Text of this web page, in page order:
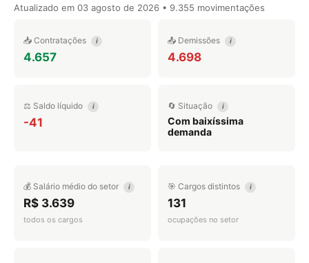
Atualizado em 03 agosto de 2026 • 9.355 movimentações
📥 Contratações i
4.657
📤 Demissões i
4.698
⚖️ Saldo líquido i
-41
🔄 Situação i
Com baixíssima
demanda
💰 Salário médio do setor i
R$ 3.639
todos os cargos
🎯 Cargos distintos i
131
ocupações no setor